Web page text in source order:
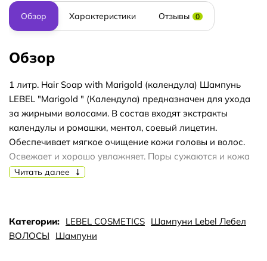
Обзор Характеристики Отзывы 0
Обзор
1 литр. Hair Soap with Marigold (календула) Шампунь
LEBEL "Marigold " (Календула) предназначен для ухода
за жирными волосами. В состав входят экстракты
календулы и ромашки, ментол, соевый лицетин.
Обеспечивает мягкое очищение кожи головы и волос.
Освежает и хорошо увлажняет. Поры сужаются и кожа
головы заметно оздоравливается. Нормализуется
немножко помассировать. Ополоснуть теплой водой и
повторить процедуру. Подходит для каждодневного
Читать далее
Категории: LEBEL COSMETICS Шампуни Lebel Лебел
ВОЛОСЫ
Шампуни